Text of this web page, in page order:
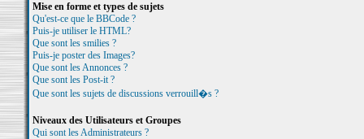
Mise en forme et types de sujets
Qu'est-ce que le BBCode ?
Puis-je utiliser le HTML?
Que sont les smilies ?
Puis-je poster des Images?
Que sont les Annonces ?
Que sont les Post-it ?
Que sont les sujets de discussions verrouill�s ?
Niveaux des Utilisateurs et Groupes
Qui sont les Administrateurs ?